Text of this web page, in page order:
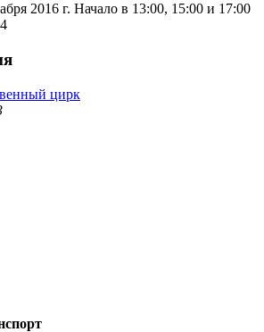
2016 г. Начало в 13:00, 15:00 и 17:00
цирк